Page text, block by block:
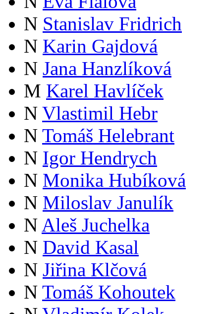
N Stanislav Fridrich
N Karin Gajdová
N Jana Hanzlíková
M Karel Havlíček
N Vlastimil Hebr
N Tomáš Helebrant
N Igor Hendrych
N Monika Hubíková
N Miloslav Janulík
N Aleš Juchelka
N David Kasal
N Jiřina Klčová
N Tomáš Kohoutek